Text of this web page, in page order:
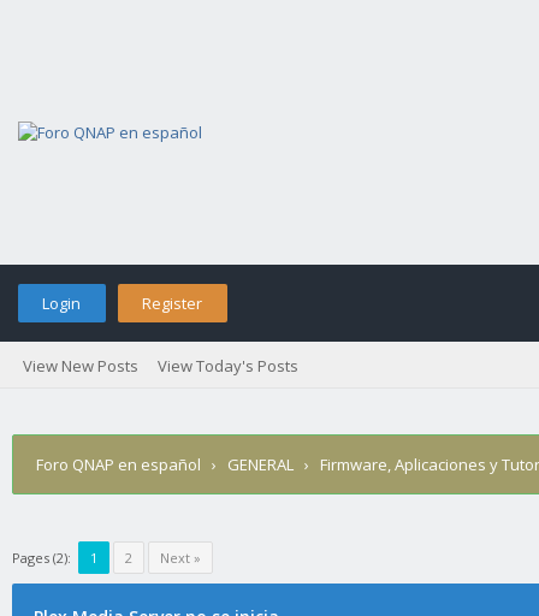
Login Register
View New Posts View Today's Posts
Foro QNAP en español › GENERAL › Firmware, Aplicaciones y
Pages (2): 1 2 Next »